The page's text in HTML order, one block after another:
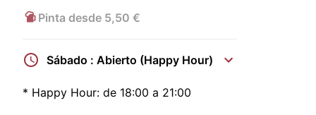
Pinta desde 5,50 €
Sábado : Abierto (Happy Hour)
* Happy Hour: de 18:00 a 21:00